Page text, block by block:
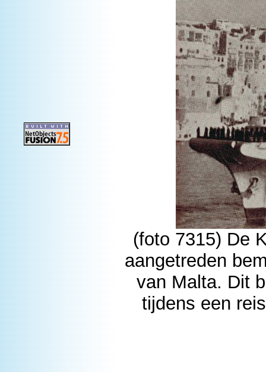
(foto 7315) De
aangetreden
van Malta. Dit
tijdens een